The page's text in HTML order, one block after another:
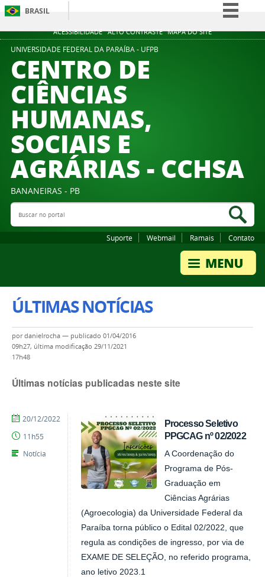
ACESSIBILIDADE ALTO CONTRASTE MAPA DO SITE
BRASIL
Simplifique!
UNIVERSIDADE FEDERAL DA PARAÍBA - UFPB
CENTRO DE
CIÊNCIAS
HUMANAS,
SOCIAIS E
AGRÁRIAS - CCHSA
BANANEIRAS - PB
Buscar no portal
Suporte Webmail Ramais Contato
ÚLTIMAS NOTÍCIAS
pordanielrocha — publicado 01/04/2016
09h27, última modificação 29/11/2021
17h48
Últimas notícias publicadas neste site
Processo Seletivo
PPGCAG nº 02/2022
A Coordenação do
Programa de Pós-
Graduação em
Ciências Agrárias
(Agroecologia) da Universidade Federal da
Paraíba torna público o Edital 02/2022, que
regula as condições de ingresso, por via de
EXAME DE SELEÇÃO, no referido programa,
ano letivo 2023.1
por
publicado
20/12/2022
11h55
Notícia